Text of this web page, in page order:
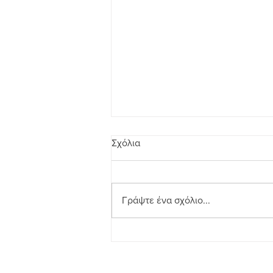
Σχόλια
Γράψτε ένα σχόλιο...